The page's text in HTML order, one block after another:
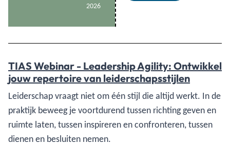
2026
TIAS Webinar - Leadership Agility: Ontwikkel
jouw repertoire van leiderschapsstijlen
Leiderschap vraagt niet om één stijl die altijd werkt. In de
praktijk beweeg je voortdurend tussen richting geven en
ruimte laten, tussen inspireren en confronteren, tussen
dienen en besluiten nemen.